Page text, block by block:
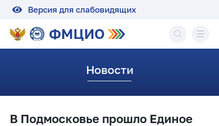
Версия для слабовидящих
ФМЦИО
Новости
В Подмосковье прошло Единое